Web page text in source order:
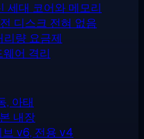
세대 코어와 메모리
디스크 전혀 없음
리량 요금제
어 격리
, 아태
내장
브 v6, 전용 v4